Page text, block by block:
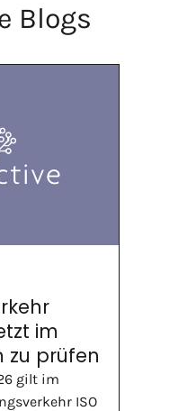
Blogs
im
zu prüfen
gilt im
ISO